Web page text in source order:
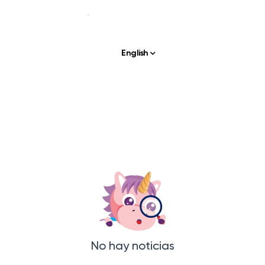
Klassboard (para escuelas)
El tablero para las escuelas
Libro de clases
English
No hay noticias